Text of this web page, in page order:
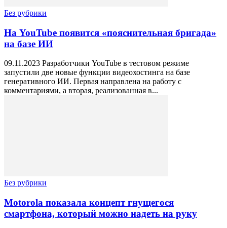
Без рубрики
На YouTube появится «пояснительная бригада»
на базе ИИ
09.11.2023 Разработчики YouTube в тестовом режиме
запустили две новые функции видеохостинга на базе
генеративного ИИ. Первая направлена на работу с
комментариями, а вторая, реализованная в...
Без рубрики
Motorola показала концепт гнущегося
смартфона, который можно надеть на руку